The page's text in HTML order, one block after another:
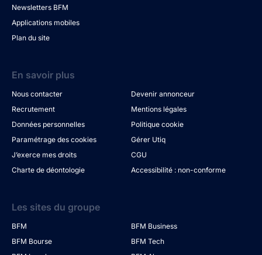
Newsletters BFM
Applications mobiles
Plan du site
En savoir plus
Nous contacter
Devenir annonceur
Recrutement
Mentions légales
Données personnelles
Politique cookie
Paramétrage des cookies
Gérer Utiq
J’exerce mes droits
CGU
Charte de déontologie
Accessibilité : non-conforme
Les sites du groupe
BFM
BFM Business
BFM Bourse
BFM Tech